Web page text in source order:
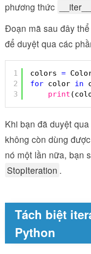
phương thức
__iter__
Đoạn mã sau đây
để duyệt qua các
1
2
3
colors =
for color in
print
Khi bạn đã duyệt
không còn dùng
nó một lần nữa, bạn
StopIteration .
Tách biệt
Python